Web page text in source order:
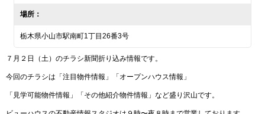
場所：
栃木県小山市駅南町1丁目26番3号
７月２日（土）のチラシ新聞折り込み情報です。
今回のチラシは「注目物件情報」「オープンハウス情報」
「見学可能物件情報」「その他紹介物件情報」など盛り沢山です。